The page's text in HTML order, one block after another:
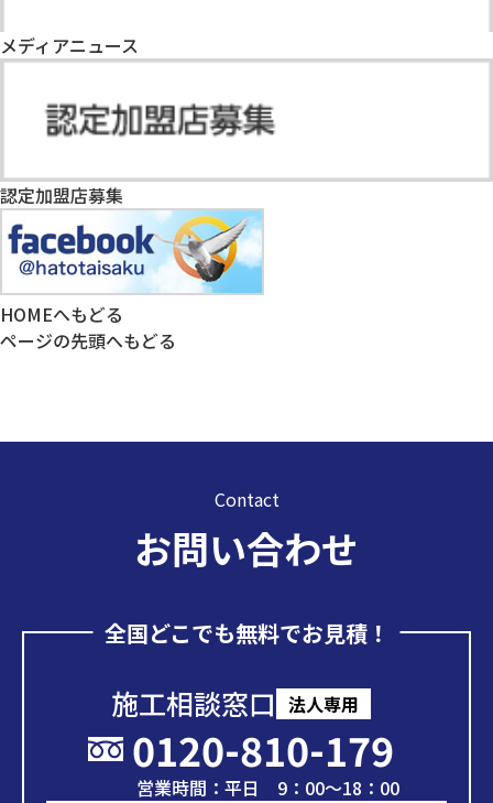
メディアニュース
認定加盟店募集
HOMEへもどる
ページの先頭へもどる
Contact
お問い合わせ
全国どこでも無料でお見積！
施工相談窓口 法人専用
0120-810-179
営業時間：平日 9：00～18：00